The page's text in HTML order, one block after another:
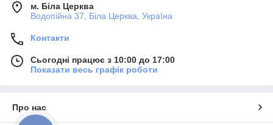
м. Біла Церква
Водопійна 37, Біла Церква, Україна
Контакти
Сьогодні працює з 10:00 до 17:00
Показати весь графік роботи
Про нас